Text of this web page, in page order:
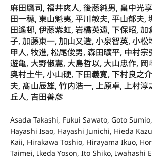
麻田鷹司, 福井爽人, 後藤純男, 畠中光
田一穂, 東山魁夷, 平川敏夫, 平山郁夫,
田遙邨, 伊藤紫虹, 岩橋英遠, 下保昭,
子, 加藤東一, 加山又造, 小泉智英, 小松
甲人, 牧進, 松尾俊男, 森田曠平, 中村
遊亀, 大野俶嵩, 大島哲以, 大山忠作, 岡
奥村土牛, 小山硬, 下田義寛, 下村良之
夫, 髙山辰雄, 竹内浩一, 上原卓, 上村淳
丘人, 吉田善彦
Asada Takashi, Fukui Sawato, Goto
Hayashi Isao, Hayashi Junichi, Hieda
Kaii, Hirakawa Toshio, Hirayama Ikuo,
Taimei, Ikeda Yoson, Ito Shiko, Iwahashi